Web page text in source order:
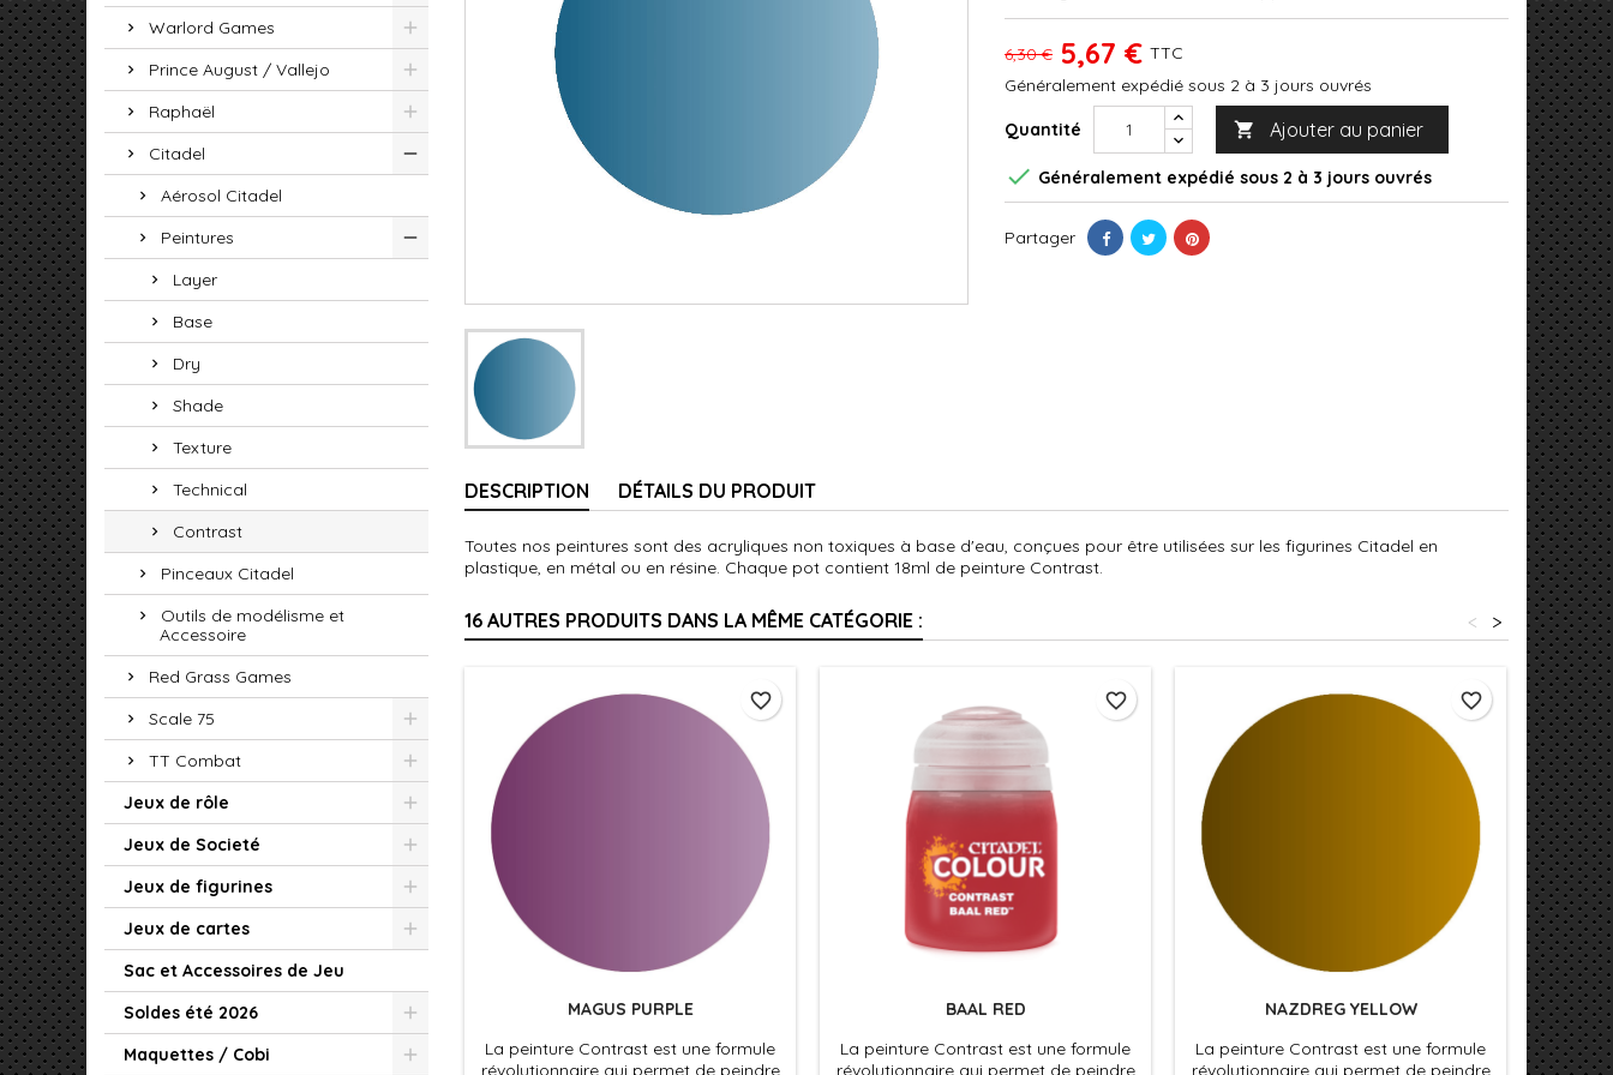
Warlord Games
Prince August / Vallejo
Raphaël
Citadel
Aérosol Citadel
Peintures
Layer
Base
Dry
Shade
Texture
Technical
Contrast
Pinceaux Citadel
Outils de modélisme et
Accessoire
Red Grass Games
Scale 75
TT Combat
Jeux de rôle
Jeux de Societé
Jeux de figurines
Jeux de cartes
Sac et Accessoires de Jeu
Soldes été 2026
Maquettes / Cobi
6,30 € 5,67 € TTC
Généralement expédié sous 2 à 3 jours ouvrés
Quantité  Ajouter au panier
 Généralement expédié sous 2 à 3 jours ouvrés
Partager
DESCRIPTION DÉTAILS DU PRODUIT
Toutes nos peintures sont des acryliques non toxiques à base d'eau, conçues pour être utilisées sur les figurines Citadel en
plastique, en métal ou en résine. Chaque pot contient 18ml de peinture Contrast.
16 AUTRES PRODUITS DANS LA MÊME CATÉGORIE : >
<
MAGUS PURPLE
La peinture Contrast est une formule
révolutionnaire qui permet de peindre
favorite_border
BAAL RED
La peinture Contrast est une formule
révolutionnaire qui permet de peindre
favorite_border
NAZDREG YELLOW
La peinture Contrast est une formule
révolutionnaire qui permet de peindre
favorite_border
La